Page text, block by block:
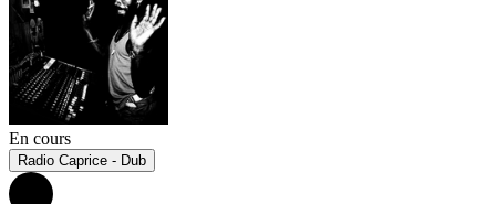
En cours
Radio Caprice - Dub